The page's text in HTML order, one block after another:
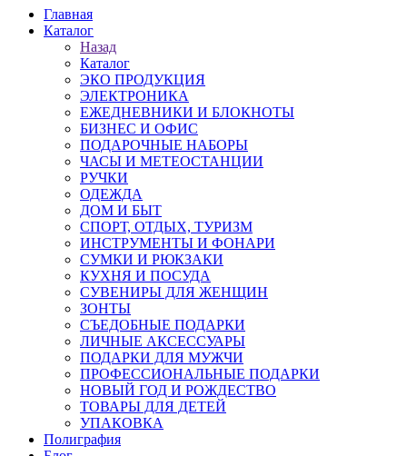
Главная
Каталог
Назад
Каталог
ЭКО ПРОДУКЦИЯ
ЭЛЕКТРОНИКА
ЕЖЕДНЕВНИКИ И БЛОКНОТЫ
БИЗНЕС И ОФИС
ПОДАРОЧНЫЕ НАБОРЫ
ЧАСЫ И МЕТЕОСТАНЦИИ
РУЧКИ
ОДЕЖДА
ДОМ И БЫТ
СПОРТ, ОТДЫХ, ТУРИЗМ
ИНСТРУМЕНТЫ И ФОНАРИ
СУМКИ И РЮКЗАКИ
КУХНЯ И ПОСУДА
СУВЕНИРЫ ДЛЯ ЖЕНЩИН
ЗОНТЫ
СЪЕДОБНЫЕ ПОДАРКИ
ЛИЧНЫЕ АКСЕССУАРЫ
ПОДАРКИ ДЛЯ МУЖЧИ
ПРОФЕССИОНАЛЬНЫЕ ПОДАРКИ
НОВЫЙ ГОД И РОЖДЕСТВО
ТОВАРЫ ДЛЯ ДЕТЕЙ
УПАКОВКА
Полиграфия